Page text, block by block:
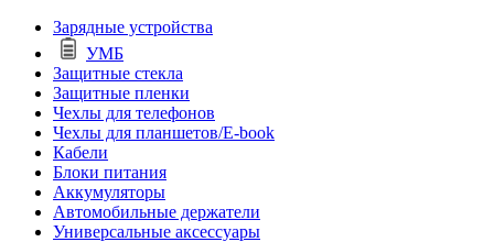
Зарядные устройства
УМБ
Защитные стекла
Защитные пленки
Чехлы для телефонов
Чехлы для планшетов/E-book
Кабели
Блоки питания
Аккумуляторы
Автомобильные держатели
Универсальные аксессуары